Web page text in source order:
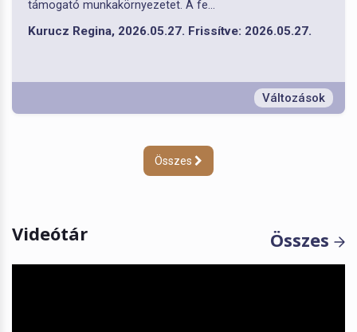
támogató munkakörnyezetet. A fe...
Kurucz Regina, 2026.05.27. Frissítve: 2026.05.27.
Változások
Összes
Videótár Összes